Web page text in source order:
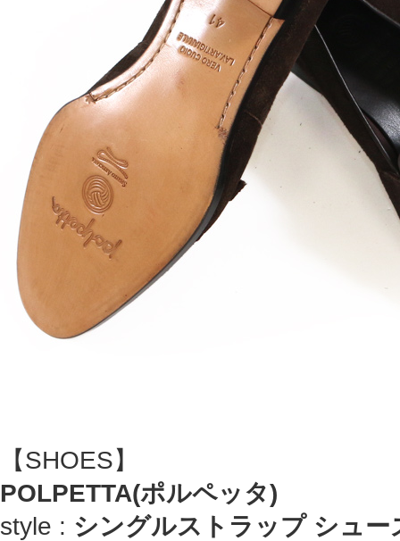
【SHOES】
POLPETTA(ポルペッタ)
style : シングルストラップ シュー